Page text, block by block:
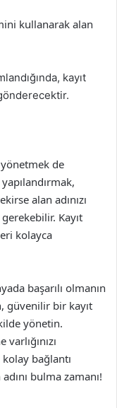
kullanarak alan
kayıt
yönetmek de
alan adınızı
Kayıt
kolayca
başarılı olmanın
güvenilir bir kayıt
yönetin.
bağlantı
bulma zamanı!